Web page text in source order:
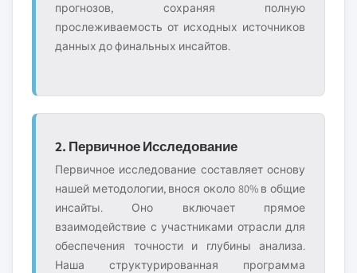
прогнозов, сохраняя полную
прослеживаемость от исходных источников
данных до финальных инсайтов.
2. Первичное Исследование
Первичное исследование составляет основу
нашей методологии, внося около 80% в общие
инсайты. Оно включает прямое
взаимодействие с участниками отрасли для
обеспечения точности и глубины анализа.
Наша структурированная программа